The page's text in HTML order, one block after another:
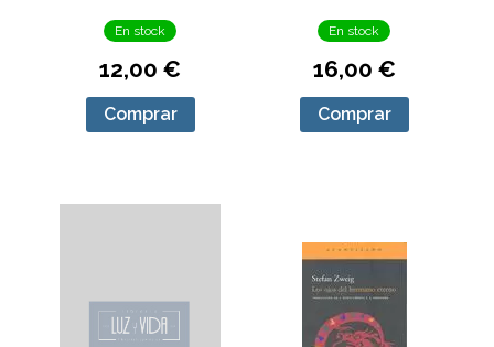
En stock
12,00 €
Comprar
En stock
16,00 €
Comprar